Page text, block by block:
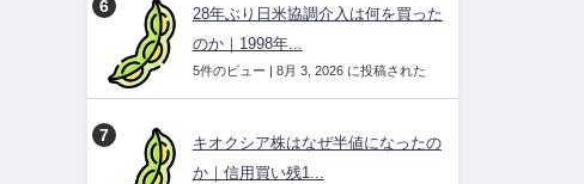
28年ぶり日米協調介入は何を買った
のか｜1998年...
5件のビュー | 8月 3, 2026 に投稿された
キオクシア株はなぜ半値になったの
か｜信用買い残1...